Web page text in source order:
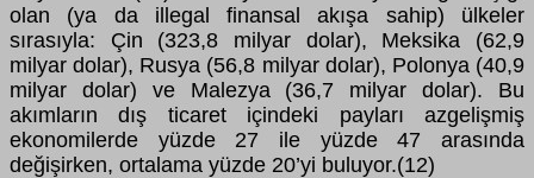
olan (ya da illegal finansal akışa sahip) ülkeler
sırasıyla: Çin (323,8 milyar dolar), Meksika (62,9
milyar dolar), Rusya (56,8 milyar dolar), Polonya (40,9
milyar dolar) ve Malezya (36,7 milyar dolar). Bu
akımların dış ticaret içindeki payları azgelişmiş
ekonomilerde yüzde 27 ile yüzde 47 arasında
değişirken, ortalama yüzde 20’yi buluyor.(12)